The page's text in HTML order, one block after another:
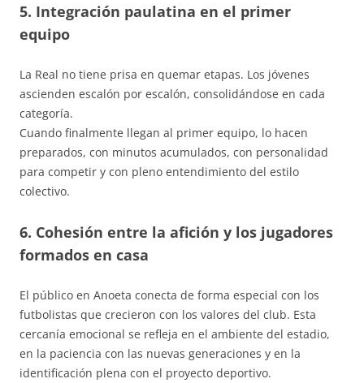
5. Integración paulatina en el primer
equipo
La Real no tiene prisa en quemar etapas. Los jóvenes
ascienden escalón por escalón, consolidándose en cada
categoría.
Cuando finalmente llegan al primer equipo, lo hacen
preparados, con minutos acumulados, con personalidad
para competir y con pleno entendimiento del estilo
colectivo.
6. Cohesión entre la afición y los jugadores
formados en casa
El público en Anoeta conecta de forma especial con los
futbolistas que crecieron con los valores del club. Esta
cercanía emocional se refleja en el ambiente del estadio,
en la paciencia con las nuevas generaciones y en la
identificación plena con el proyecto deportivo.